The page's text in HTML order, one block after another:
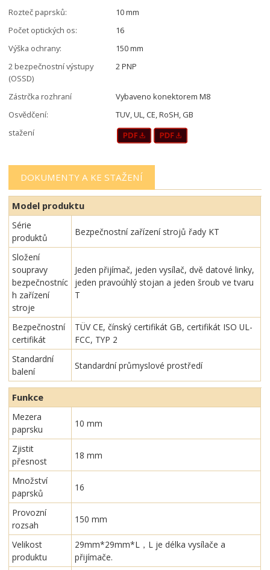
Rozteč paprsků:
10 mm
Počet optických os:
16
Výška ochrany:
150 mm
2 bezpečnostní výstupy
(OSSD)
2 PNP
Zástrčka rozhraní
Vybaveno konektorem M8
Osvědčení:
TUV, UL, CE, RoSH, GB
stažení
DOKUMENTY A KE STAŽENÍ
Model produktu
Série
produktů
Bezpečnostní zařízení strojů řady KT
Složení
soupravy
bezpečnostníc
h zařízení
stroje
Jeden přijímač, jeden vysílač, dvě datové linky,
jeden pravoúhlý stojan a jeden šroub ve tvaru
T
Bezpečnostní
certifikát
TÜV CE, čínský certifikát GB, certifikát ISO UL-
FCC, TYP 2
Standardní
balení
Standardní průmyslové prostředí
Funkce
Mezera
paprsku
10 mm
Zjistit
přesnost
18 mm
Množství
paprsků
16
Provozní
rozsah
150 mm
Velikost
produktu
29mm*29mm*L，L je délka vysílače a
přijímače.